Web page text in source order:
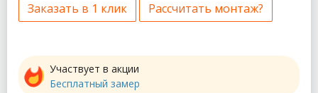
Заказать в 1 клик Рассчитать монтаж?
Участвует в акции
Бесплатный замер